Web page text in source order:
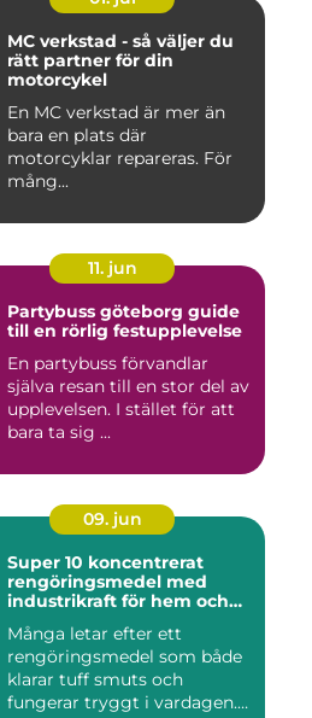
MC verkstad - så väljer du
rätt partner för din
motorcykel
En MC verkstad är mer än
bara en plats där
motorcyklar repareras. För
mång...
11. jun
Partybuss göteborg guide
till en rörlig festupplevelse
En partybuss förvandlar
själva resan till en stor del av
upplevelsen. I stället för att
bara ta sig ...
09. jun
Super 10 koncentrerat
rengöringsmedel med
industrikraft för hem och
Många letar efter ett
rengöringsmedel som både
klarar tuff smuts och
fungerar tryggt i vardagen.